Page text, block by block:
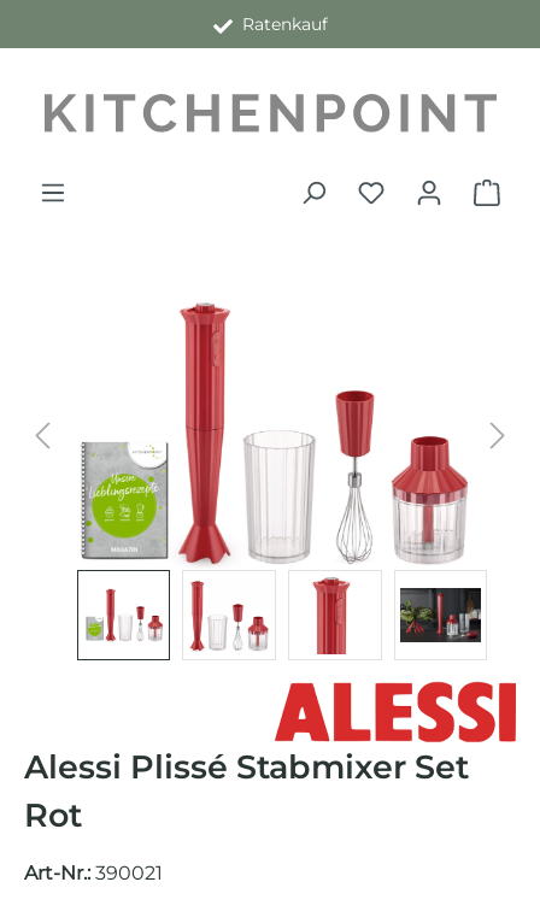
Ratenkauf
Bildergalerie überspringen
Alessi Plissé Stabmixer Set
Rot
Art-Nr.: 390021